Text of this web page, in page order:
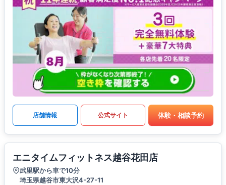
店舗情報 公式サイト 体験・相談予約
エニタイムフィットネス越谷花田店
武里駅から車で10分
埼玉県越谷市東大沢4-27-11